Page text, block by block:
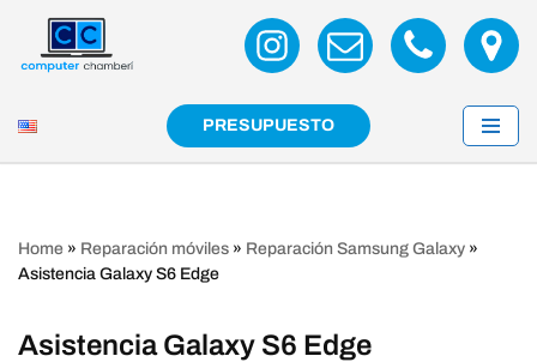
Saltar
PRESUPUESTO
Home » Reparación móviles » Reparación Samsung Galaxy »
Asistencia Galaxy S6 Edge
Asistencia Galaxy S6 Edge